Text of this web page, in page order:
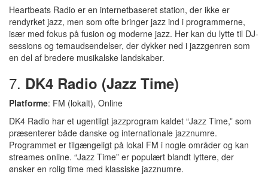
Heartbeats Radio er en internetbaseret station, der ikke er
rendyrket jazz, men som ofte bringer jazz ind i programmerne,
især med fokus på fusion og moderne jazz. Her kan du lytte til DJ-
sessions og temaudsendelser, der dykker ned i jazzgenren som
en del af bredere musikalske landskaber.
7. DK4 Radio (Jazz Time)
Platforme: FM (lokalt), Online
DK4 Radio har et ugentligt jazzprogram kaldet “Jazz Time,” som
præsenterer både danske og internationale jazznumre.
Programmet er tilgængeligt på lokal FM i nogle områder og kan
streames online. “Jazz Time” er populært blandt lyttere, der
ønsker en rolig time med klassiske jazznumre.